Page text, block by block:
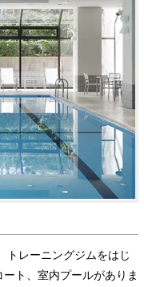
トレーニングジムをはじ
ト、室内プールがありま